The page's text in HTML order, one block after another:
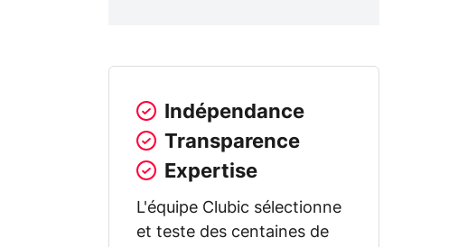
Indépendance
Transparence
Expertise
L'équipe Clubic sélectionne
et teste des centaines de